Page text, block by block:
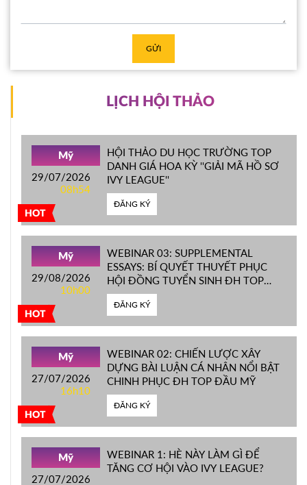
GỬI
LỊCH HỘI THẢO
HOT
Mỹ
29/07/2026
08h54
HỘI THẢO DU HỌC TRƯỜNG TOP
DANH GIÁ HOA KỲ ''GIẢI MÃ HỒ SƠ
IVY LEAGUE''
ĐĂNG KÝ
HOT
Mỹ
29/08/2026
10h00
WEBINAR 03: SUPPLEMENTAL
ESSAYS: BÍ QUYẾT THUYẾT PHỤC
HỘI ĐỒNG TUYỂN SINH ĐH TOP
ĐẦU MỸ
ĐĂNG KÝ
HOT
Mỹ
27/07/2026
16h10
WEBINAR 02: CHIẾN LƯỢC XÂY
DỰNG BÀI LUẬN CÁ NHÂN NỔI BẬT
CHINH PHỤC ĐH TOP ĐẦU MỸ
ĐĂNG KÝ
Mỹ
27/07/2026
WEBINAR 1: HÈ NÀY LÀM GÌ ĐỂ
TĂNG CƠ HỘI VÀO IVY LEAGUE?